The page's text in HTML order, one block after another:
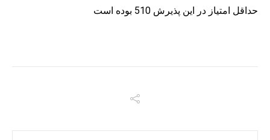
حداقل امتیاز در این پذیرش 510 بوده است